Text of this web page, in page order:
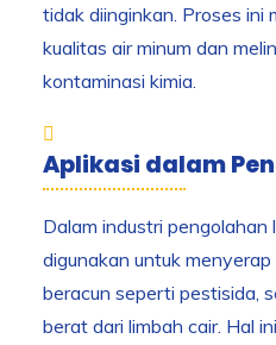
tidak diinginkan. Proses ini
kualitas air minum dan
kontaminasi kimia.
Aplikasi dalam
Dalam industri pengolahan
digunakan untuk
beracun seperti pestisida,
berat dari limbah cair. Hal